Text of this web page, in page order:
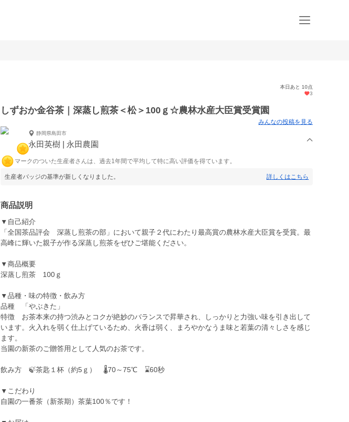
本日あと 10点
3
しずおか金谷茶｜深蒸し煎茶＜松＞100ｇ☆農林水産大臣賞受賞園
みんなの投稿を見る
静岡県島田市
永田英樹 | 永田農園
マークのついた生産者さんは、過去1年間で平均して特に高い評価を得ています。
生産者バッジの基準が新しくなりました。 詳しくはこちら
商品説明
▼自己紹介
「全国茶品評会 深蒸し煎茶の部」において親子２代にわたり最高賞の農林水産大臣賞を受賞。最
高峰に輝いた親子が作る深蒸し煎茶をぜひご堪能ください。
▼商品概要
深蒸し煎茶 100ｇ
▼品種・味の特徴・飲み方
品種 「やぶきた」
特徴 お茶本来の持つ渋みとコクが絶妙のバランスで昇華され、しっかりと力強い味を引き出して
います。火入れを弱く仕上げているため、火香は弱く、まろやかなうま味と若葉の清々しさを感じ
ます。
当園の新茶のご贈答用として人気のお茶です。
飲み方 🍃茶匙１杯（約5ｇ） 🌡70～75℃ ⌛60秒
▼こだわり
自園の一番茶（新茶期）茶葉100％です！